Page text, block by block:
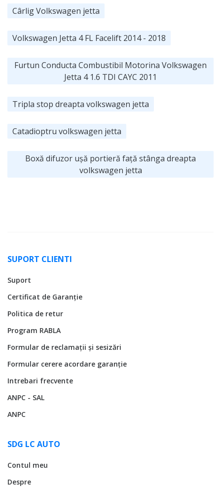
Cârlig Volkswagen jetta
Volkswagen Jetta 4 FL Facelift 2014 - 2018
Furtun Conducta Combustibil Motorina Volkswagen
Jetta 4 1.6 TDI CAYC 2011
Tripla stop dreapta volkswagen jetta
Catadioptru volkswagen jetta
Boxă difuzor ușă portieră față stânga dreapta
volkswagen jetta
SUPORT CLIENTI
Suport
Certificat de Garanție
Politica de retur
Program RABLA
Formular de reclamații și sesizări
Formular cerere acordare garanție
Intrebari frecvente
ANPC - SAL
ANPC
SDG LC AUTO
Contul meu
Despre